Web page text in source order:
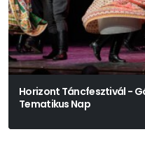
Horizont Táncfesztivál -
Tematikus Nap